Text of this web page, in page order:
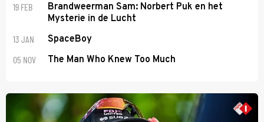
19 FEB
Brandweerman Sam: Norbert Puk en het
Mysterie in de Lucht
13 JAN SpaceBoy
05 NOV The Man Who Knew Too Much